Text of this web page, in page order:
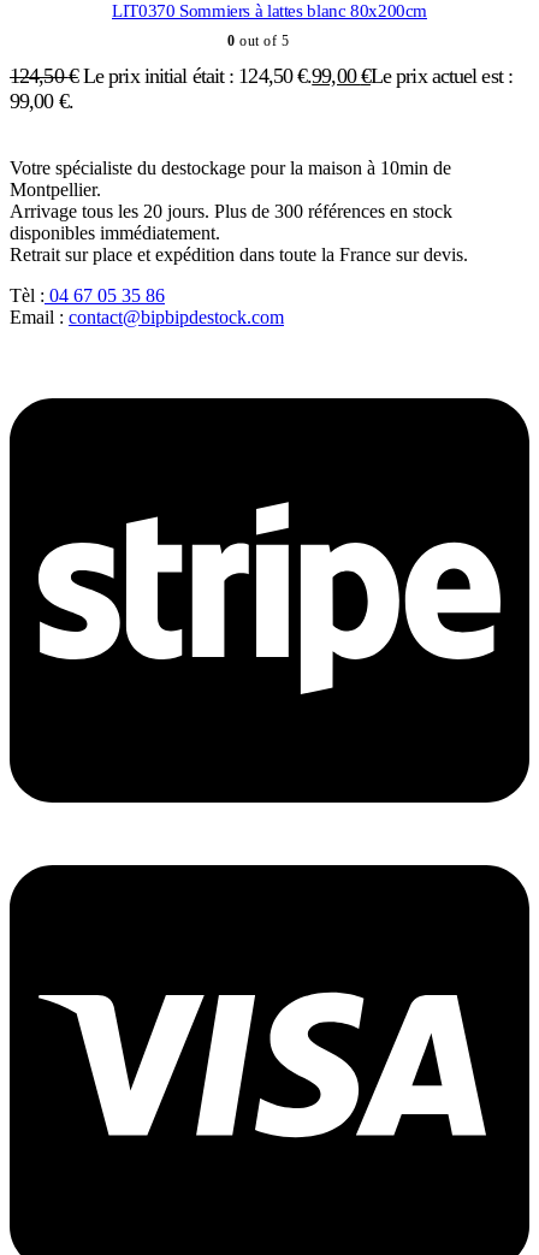
LIT0370 Sommiers à lattes blanc 80x200cm
0 out of 5
124,50€ Le prix initial était : 124,50 €.99,00€Le prix actuel est :
99,00 €.
Votre spécialiste du destockage pour la maison à 10min de
Montpellier.
Arrivage tous les 20 jours. Plus de 300 références en stock
disponibles immédiatement.
Retrait sur place et expédition dans toute la France sur devis.
Tèl : 04 67 05 35 86
Email : contact@bipbipdestock.com